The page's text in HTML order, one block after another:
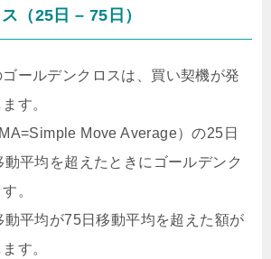
（25日 – 75日）
ールデンクロスは、買い契機が発
す。
Move Average）の25日
平均を超えたときにゴールデンク
。
動平均が75日移動平均を超えた額が
す。